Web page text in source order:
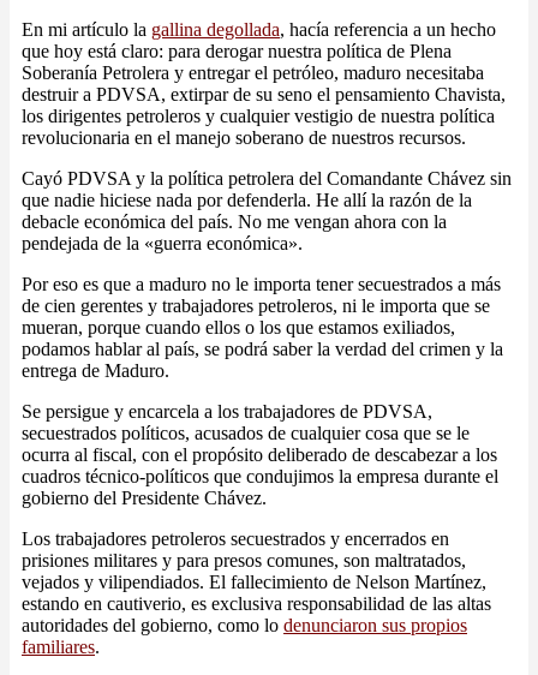
En mi artículo la gallina degollada, hacía referencia a un hecho
que hoy está claro: para derogar nuestra política de Plena
Soberanía Petrolera y entregar el petróleo, maduro necesitaba
destruir a PDVSA, extirpar de su seno el pensamiento Chavista,
los dirigentes petroleros y cualquier vestigio de nuestra política
revolucionaria en el manejo soberano de nuestros recursos.
Cayó PDVSA y la política petrolera del Comandante Chávez sin
que nadie hiciese nada por defenderla. He allí la razón de la
debacle económica del país. No me vengan ahora con la
pendejada de la «guerra económica».
Por eso es que a maduro no le importa tener secuestrados a más
de cien gerentes y trabajadores petroleros, ni le importa que se
mueran, porque cuando ellos o los que estamos exiliados,
podamos hablar al país, se podrá saber la verdad del crimen y la
entrega de Maduro.
Se persigue y encarcela a los trabajadores de PDVSA,
secuestrados políticos, acusados de cualquier cosa que se le
ocurra al fiscal, con el propósito deliberado de descabezar a los
cuadros técnico-políticos que condujimos la empresa durante el
gobierno del Presidente Chávez.
Los trabajadores petroleros secuestrados y encerrados en
prisiones militares y para presos comunes, son maltratados,
vejados y vilipendiados. El fallecimiento de Nelson Martínez,
estando en cautiverio, es exclusiva responsabilidad de las altas
autoridades del gobierno, como lo denunciaron sus propios
familiares.